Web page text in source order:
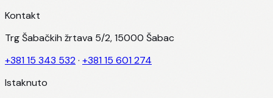
Kontakt
Trg Šabačkih žrtava 5/2, 15000 Šabac
+381 15 343 532· +381 15 601 274
Istaknuto